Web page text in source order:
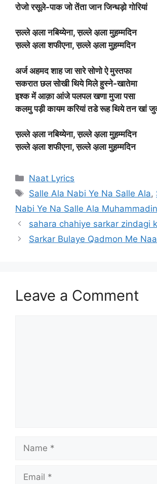
रोजो रसूले-पाक जो तेंता जान जिन्धड़ो गोरियां
स़ल्ले अ़ला नबिय्येना, स़ल्ले अ़ला मुह़म्मदिन
स़ल्ले अ़ला शफीएना, स़ल्ले अ़ला मुह़म्मदिन
अर्ज अहमद शाह जा सारे सोणो ऐ मुस्तफा
सकरात छल सोखी थिये मिले हुस्ने-खातेमा
इश्क में आक़ा आंजे पलपल खणा मुजा पसा
कलमु पड़ी कायम करियां तडे रूह थिये तन खां
स़ल्ले अ़ला नबिय्येना, स़ल्ले अ़ला मुह़म्मदिन
स़ल्ले अ़ला शफीएना, स़ल्ले अ़ला मुह़म्मदिन
Categories
Naat Lyrics
Tags
Salle Ala Nabi Ye Na Salle Ala,
Nabi Ye Na Salle Ala
sahara chahiye sarkar zindagi
Sarkar Bulaye Qadmon Me
Leave a Comment
Name
Email